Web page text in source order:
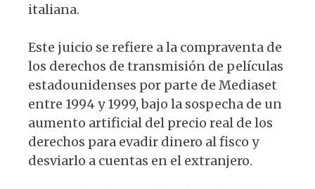
italiana.
Este juicio se refiere a la compraventa de
los derechos de transmisión de películas
estadounidenses por parte de Mediaset
entre 1994 y 1999, bajo la sospecha de un
aumento artificial del precio real de los
derechos para evadir dinero al fisco y
desviarlo a cuentas en el extranjero.